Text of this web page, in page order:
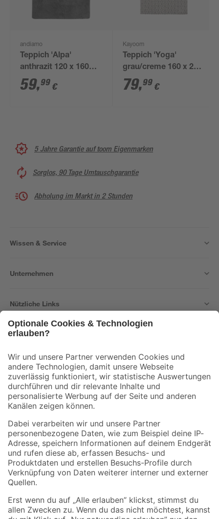
andiamo
Teppich 'Alpa'
anthrazit 120 x 160
cm
59,99 €
Kayoom
Teppich 'Yoga'
grau/creme 160 x 230
cm
79,99 €
5 Jahre Garantie auf toom Eigenmarken
Sorglos, 90 Tage Umtauschgarantie
Abholung im Markt in 2 Stunden
Wissen & Service
Unternehmen
Nützliche Links
Der toom Newsletter: Keine Angebote und Aktionen mehr verpassen!
Zur Newsletter Anmeldung
Folge uns
Zahlungsarten Versandarten
Sicher einkaufen